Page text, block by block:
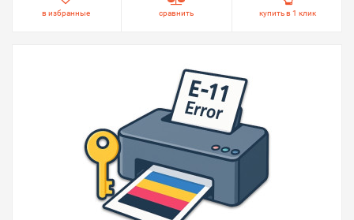
в избранные сравнить купить в 1 клик